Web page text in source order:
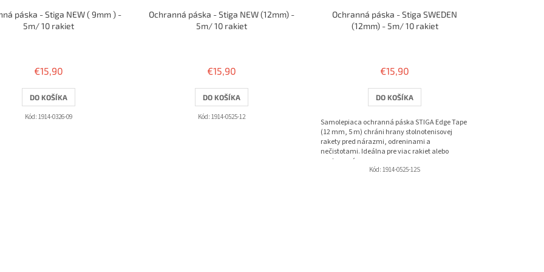
páska - Stiga NEW ( 9mm ) -
5m/ 10 rakiet
€15,90
DO KOŠÍKA
Kód: 1914-0326-09
Ochranná páska - Stiga NEW (12mm) -
5m/ 10 rakiet
€15,90
DO KOŠÍKA
Kód: 1914-0525-12
Ochranná páska - Stiga SWEDEN
(12mm) - 5m/ 10 rakiet
€15,90
DO KOŠÍKA
Samolepiaca ochranná páska STIGA Edge Tape
(12 mm, 5 m) chráni hrany stolnotenisovej
rakety pred nárazmi, odreninami a
nečistotami. Ideálna pre viac rakiet alebo
opakované...
Kód:1914-0525-12S